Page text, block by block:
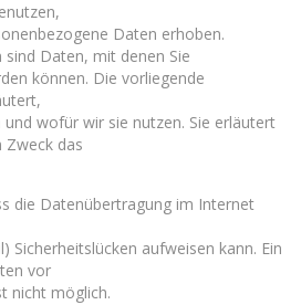
Daten erhoben.
Daten, mit denen Sie
können. Die vorliegende
wofür wir sie nutzen. Sie erläutert
Zweck das
die Datenübertragung im Internet
Sicherheitslücken aufweisen kann. Ein
vor
nicht möglich.